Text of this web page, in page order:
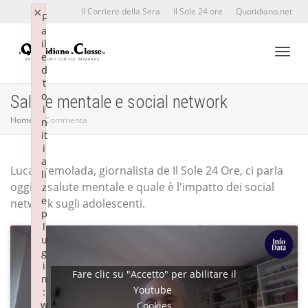
Il Corriere della Sera Il Sole 24 ore Quotidiano.net
Salute mentale e social network
Home Commenta
Luca Tremolada, giornalista de Il Sole 24 Ore, ci parla
oggi di salute mentale e quale è l'impatto dei social
network sugli adolescenti.
Fare clic su "Accetto" per abilitare il
Youtube
Cookies
F
a
il
e
d
t
o
i
n
it
i
a
li
z
e
p
l
u
g
i
n
:
w
×F
a
il
e
d
t
o
i
n
it
i
a
li
z
e
p
l
u
g
i
n
:
w
×